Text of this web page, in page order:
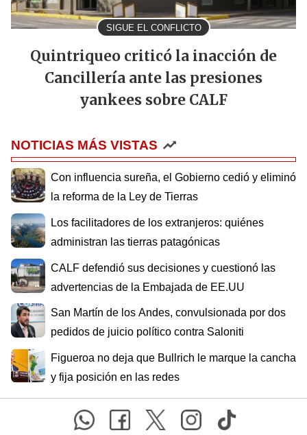
SIGUE EL CONFLICTO
Quintriqueo criticó la inacción de
Cancillería ante las presiones
yankees sobre CALF
NOTICIAS MÁS VISTAS
Con influencia sureña, el Gobierno cedió y eliminó
la reforma de la Ley de Tierras
Los facilitadores de los extranjeros: quiénes
administran las tierras patagónicas
CALF defendió sus decisiones y cuestionó las
advertencias de la Embajada de EE.UU
San Martín de los Andes, convulsionada por dos
pedidos de juicio político contra Saloniti
Figueroa no deja que Bullrich le marque la cancha
y fija posición en las redes